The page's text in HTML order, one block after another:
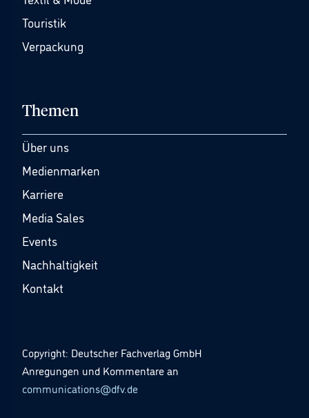
Touristik
Verpackung
Themen
Über uns
Medienmarken
Karriere
Media Sales
Events
Nachhaltigkeit
Kontakt
Copyright: Deutscher Fachverlag GmbH
Anregungen und Kommentare an
communications@dfv.de